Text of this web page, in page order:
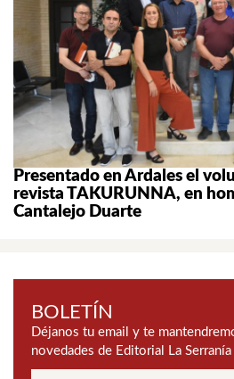
Presentado en Ardales el
revista TAKURUNNA, en
Cantalejo Duarte
BOLETÍN
Déjanos tu email y te
novedades de Editorial La Serranía